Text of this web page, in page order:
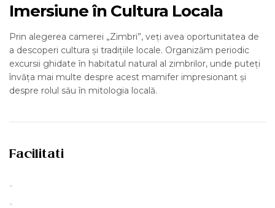
Imersiune în Cultura Locala
Prin alegerea camerei „Zimbri”, veți avea oportunitatea de
a descoperi cultura și tradițiile locale. Organizăm periodic
excursii ghidate în habitatul natural al zimbrilor, unde puteți
învăța mai multe despre acest mamifer impresionant și
despre rolul său în mitologia locală.
Facilitati